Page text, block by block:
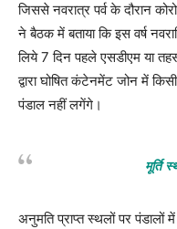
जिससे नवरात्र पर्व के दौरान
ने बैठक में बताया कि इस वर्ष
लिये 7 दिन पहले एसडीएम या
द्वारा घोषित कंटेनमेंट जोन में
पंडाल नहीं लगेंगे।
मूर्ति
अनुमति प्राप्त स्थलों पर पंडालों में